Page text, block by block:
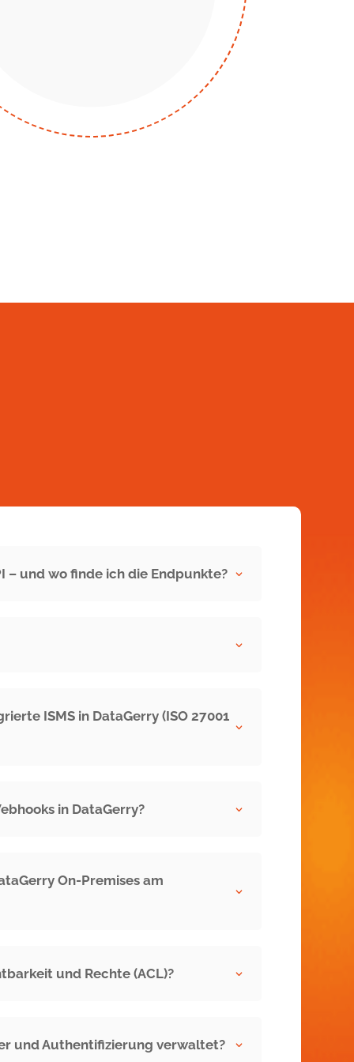
3
– und wo finde ich die Endpunkte?
3
3
ISMS in DataGerry (ISO 27001
3
in DataGerry?
3
On-Premises am
3
und Rechte (ACL)?
3
und Authentifizierung verwaltet?